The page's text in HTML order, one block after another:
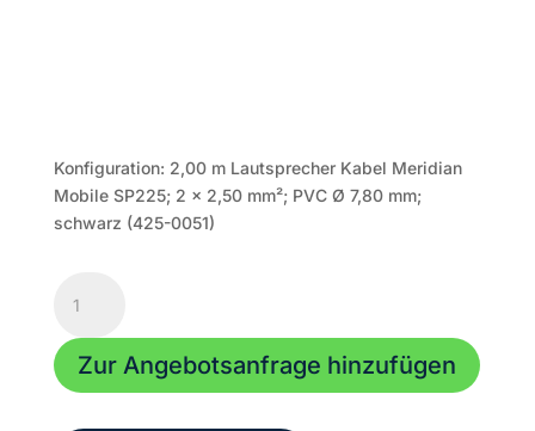
Konfiguration: 2,00 m Lautsprecher Kabel Meridian
Mobile SP225; 2 x 2,50 mm²; PVC Ø 7,80 mm;
schwarz (425-0051)
Kabel
2,00mZur Angebotsanfrage hinzufügen